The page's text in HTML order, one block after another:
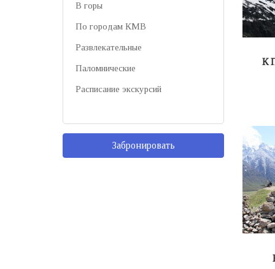
К
В горы
По городам КМВ
Развлекательные
Паломнические
Расписание экскурсий
Забронировать